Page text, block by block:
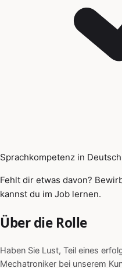
Sprachkompetenz in Deutsch
Fehlt dir etwas davon?
kannst du im Job lernen.
Über die Rolle
Haben Sie Lust, Teil eines
Mechatroniker bei unserem